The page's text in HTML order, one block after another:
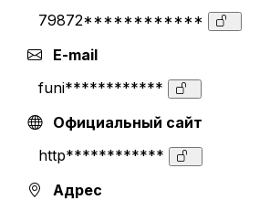
79872************
E-mail
funi************
Официальный сайт
http************
Адрес